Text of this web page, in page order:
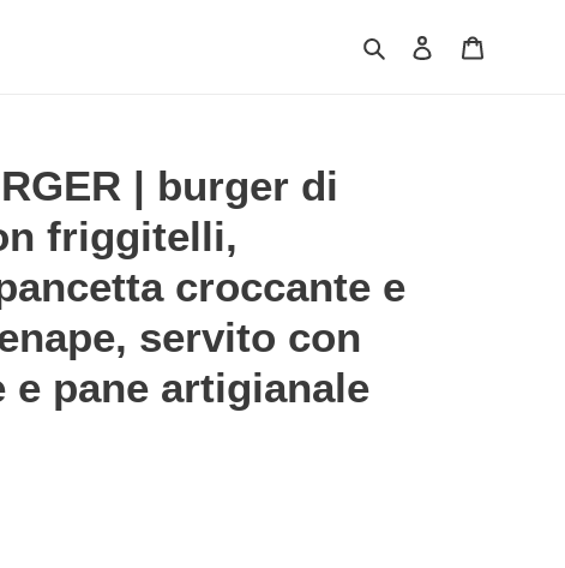
Cerca Accedi
| burger di
friggitelli,
croccante e
servito con
e pane artigianale